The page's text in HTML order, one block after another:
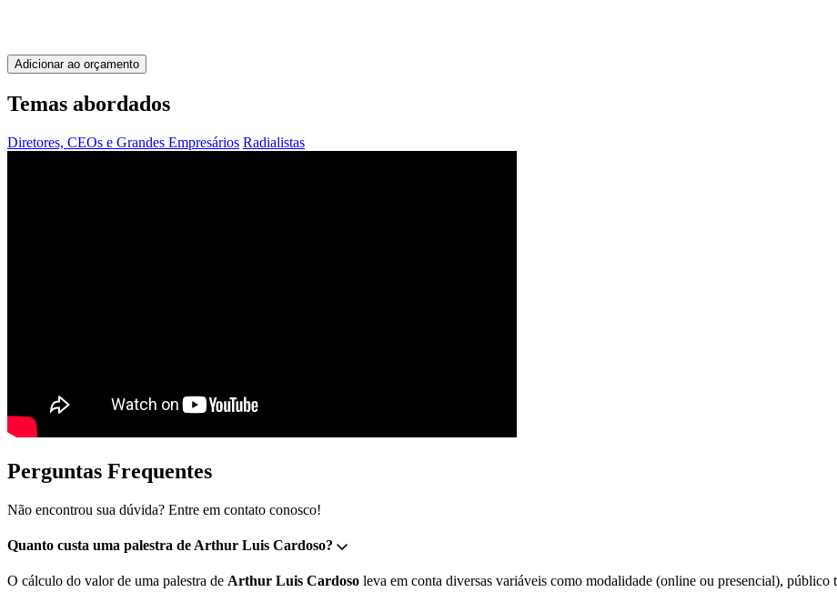
Adicionar ao orçamento
Temas abordados
Diretores, CEOs e Grandes Empresários Radialistas
Perguntas Frequentes
Não encontrou sua dúvida? Entre em contato conosco!
Quanto custa uma palestra de Arthur Luis Cardoso?
O cálculo do valor de uma palestra de Arthur Luis Cardoso leva em conta diversas variáveis como modalidade (online ou presencial), público